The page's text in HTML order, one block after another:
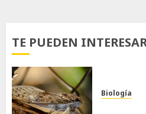
TE PUEDEN
Biología